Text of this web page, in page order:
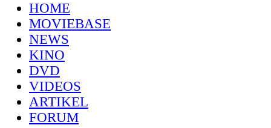
HOME
MOVIEBASE
NEWS
KINO
DVD
VIDEOS
ARTIKEL
FORUM